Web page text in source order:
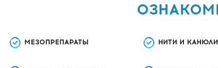
МЕЗОПРЕПАРАТЫ НИТИ И КАНЮЛИ